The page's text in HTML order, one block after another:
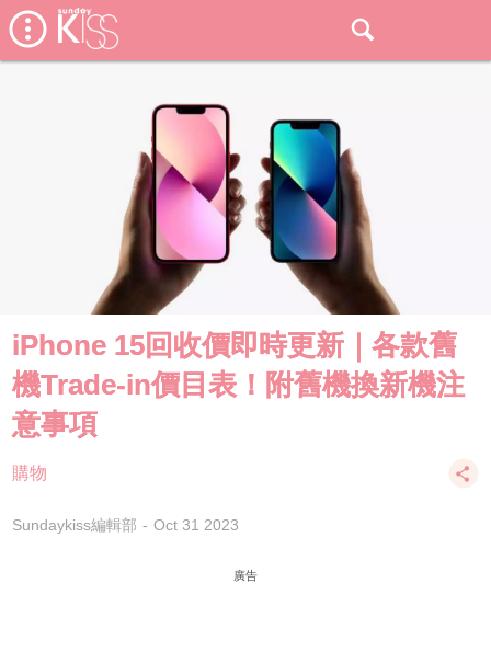
iPhone 15回收價即時更新｜各款舊
機Trade-in價目表！附舊機換新機注
意事項
購物
Sundaykiss編輯部 Oct 31 2023
廣告